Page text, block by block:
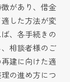
があり、借金
した方法が変
、各手続きの
相談者様のご
建に向けた適
の進め方につ